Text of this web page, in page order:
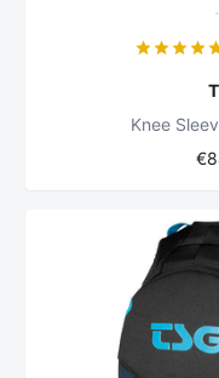
Knee